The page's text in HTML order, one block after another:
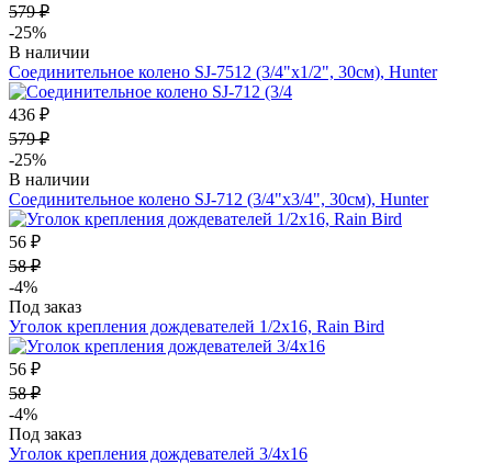
579 ₽
-25%
В наличии
Соединительное колено SJ-7512 (3/4"х1/2", 30см), Hunter
436 ₽
579 ₽
-25%
В наличии
Соединительное колено SJ-712 (3/4"х3/4", 30см), Hunter
56 ₽
58 ₽
-4%
Под заказ
Уголок крепления дождевателей 1/2х16, Rain Bird
56 ₽
58 ₽
-4%
Под заказ
Уголок крепления дождевателей 3/4х16